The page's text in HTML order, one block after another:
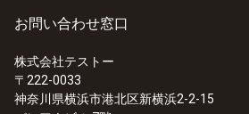
お問い合わせ窓口
株式会社テストー
〒222-0033
神奈川県横浜市港北区新横浜2-2-15